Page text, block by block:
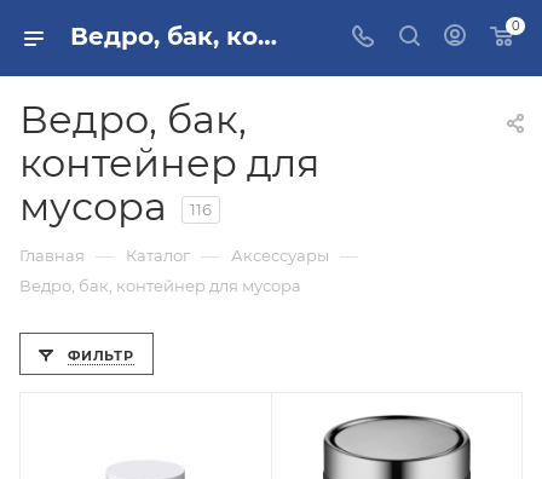
Ведро, бак, контейнер для мусора купить, цена в Москве и РФ 0
Ведро, бак,
контейнер для
мусора
116
Главная — Каталог — Аксессуары —
Ведро, бак, контейнер для мусора
ФИЛЬТР